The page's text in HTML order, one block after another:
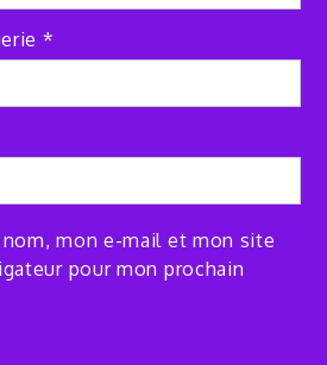
*
mon e-mail et mon site
pour mon prochain